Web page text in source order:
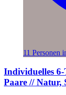
11 Personen
Individuelles
Paare //